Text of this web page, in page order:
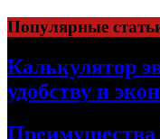
Skip
to
content
Популярные
Калькулятор
удобству и
Преимущества